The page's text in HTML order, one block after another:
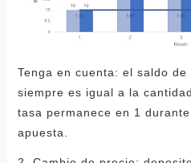
Tenga en cuenta: el saldo
siempre es igual a la
tasa permanece en 1
apuesta.